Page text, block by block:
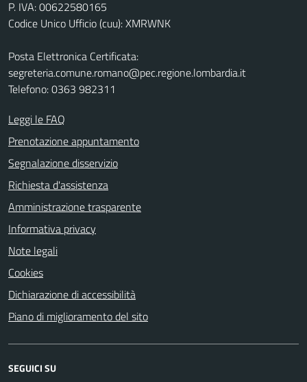
P. IVA: 00622580165
Codice Unico Ufficio (cuu): XMRWNK
Posta Elettronica Certificata:
segreteria.comune.romano@pec.regione.lombardia.it
Telefono: 0363 982311
Leggi le FAQ
Prenotazione appuntamento
Segnalazione disservizio
Richiesta d'assistenza
Amministrazione trasparente
Informativa privacy
Note legali
Cookies
Dichiarazione di accessibilità
Piano di miglioramento del sito
SEGUICI SU